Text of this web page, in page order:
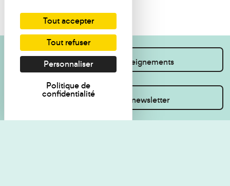
Je souhaite des renseignements
Inscrivez-vous à la newsletter
Tout accepter
Tout refuser
Personnaliser
Politique de
confidentialité